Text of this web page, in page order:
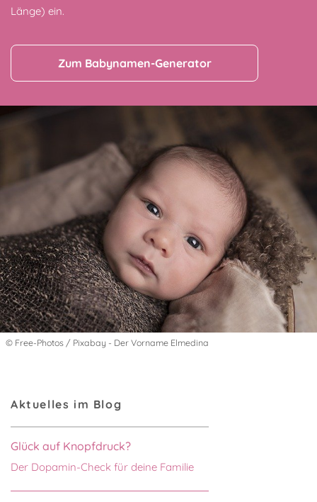
Länge) ein.
Zum Babynamen-Generator
© Free-Photos / Pixabay - Der Vorname Elmedina
Aktuelles im Blog
Glück auf Knopfdruck?
Der Dopamin-Check für deine Familie